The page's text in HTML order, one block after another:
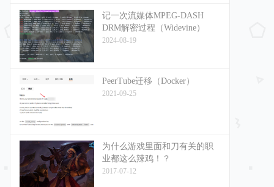
记一次流媒体MPEG-DASH
DRM解密过程（Widevine）
2024-08-19
PeerTube迁移（Docker）
2021-09-25
为什么游戏里面和刀有关的职
业都这么辣鸡！？
2017-07-12